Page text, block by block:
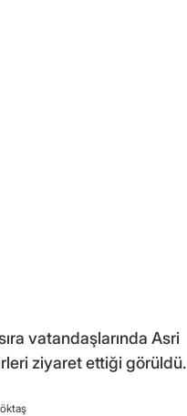
vatandaşlarında Asri
ziyaret ettiği görüldü.